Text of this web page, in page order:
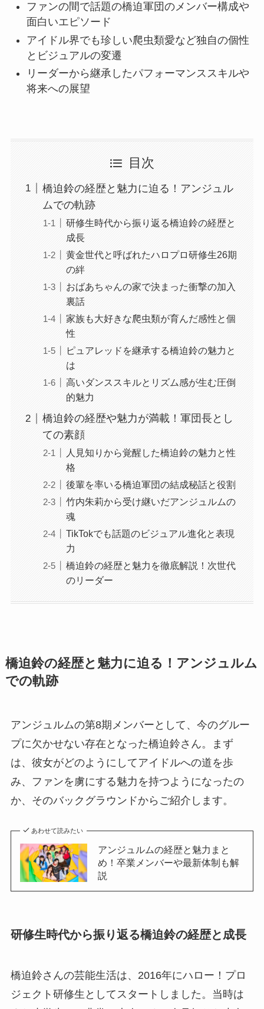
ファンの間で話題の橋迫軍団のメンバー構成や
面白いエピソード
アイドル界でも珍しい爬虫類愛など独自の個性
とビジュアルの変遷
リーダーから継承したパフォーマンススキルや
将来への展望
目次
橋迫鈴の経歴と魅力に迫る！アンジュル
ムでの軌跡
研修生時代から振り返る橋迫鈴の経歴と
成長
黄金世代と呼ばれたハロプロ研修生26期
の絆
おばあちゃんの家で決まった衝撃の加入
裏話
家族も大好きな爬虫類が育んだ感性と個
性
ピュアレッドを継承する橋迫鈴の魅力と
は
高いダンススキルとリズム感が生む圧倒
的魅力
橋迫鈴の経歴や魅力が満載！軍団長とし
ての素顔
人見知りから覚醒した橋迫鈴の魅力と性
格
後輩を率いる橋迫軍団の結成秘話と役割
竹内朱莉から受け継いだアンジュルムの
魂
TikTokでも話題のビジュアル進化と表現
力
橋迫鈴の経歴と魅力を徹底解説！次世代
のリーダー
橋迫鈴の経歴と魅力に迫る！アンジュルム
での軌跡
アンジュルムの第8期メンバーとして、今のグルー
プに欠かせない存在となった橋迫鈴さん。まず
は、彼女がどのようにしてアイドルへの道を歩
み、ファンを虜にする魅力を持つようになったの
か、そのバックグラウンドからご紹介します。
あわせて読みたい
アンジュルムの経歴と魅力まと
め！卒業メンバーや最新体制も解
説
研修生時代から振り返る橋迫鈴の経歴と成長
橋迫鈴さんの芸能生活は、2016年にハロー！プロ
ジェクト研修生としてスタートしました。当時は